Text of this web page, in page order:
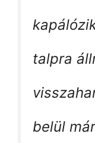
talpra
belül